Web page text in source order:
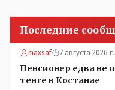
Последние
maxsaf 7 августа 2026
Пенсионер едва не
тенге в Костанае